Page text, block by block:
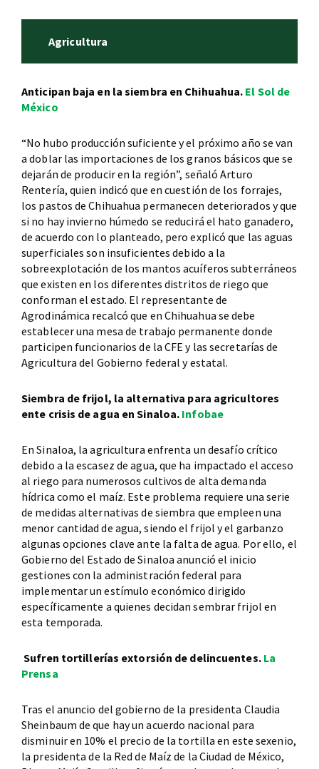
Agricultura
Anticipan baja en la siembra en Chihuahua. El Sol de
México
“No hubo producción suficiente y el próximo año se van
a doblar las importaciones de los granos básicos que se
dejarán de producir en la región”, señaló Arturo
Rentería, quien indicó que en cuestión de los forrajes,
los pastos de Chihuahua permanecen deteriorados y que
si no hay invierno húmedo se reducirá el hato ganadero,
de acuerdo con lo planteado, pero explicó que las aguas
superficiales son insuficientes debido a la
sobreexplotación de los mantos acuíferos subterráneos
que existen en los diferentes distritos de riego que
conforman el estado. El representante de
Agrodinámica recalcó que en Chihuahua se debe
establecer una mesa de trabajo permanente donde
participen funcionarios de la CFE y las secretarías de
Agricultura del Gobierno federal y estatal.
Siembra de frijol, la alternativa para agricultores
ente crisis de agua en Sinaloa. Infobae
En Sinaloa, la agricultura enfrenta un desafío crítico
debido a la escasez de agua, que ha impactado el acceso
al riego para numerosos cultivos de alta demanda
hídrica como el maíz. Este problema requiere una serie
de medidas alternativas de siembra que empleen una
menor cantidad de agua, siendo el frijol y el garbanzo
algunas opciones clave ante la falta de agua. Por ello, el
Gobierno del Estado de Sinaloa anunció el inicio
gestiones con la administración federal para
implementar un estímulo económico dirigido
específicamente a quienes decidan sembrar frijol en
esta temporada.
Sufren tortillerías extorsión de delincuentes. La
Prensa
Tras el anuncio del gobierno de la presidenta Claudia
Sheinbaum de que hay un acuerdo nacional para
disminuir en 10% el precio de la tortilla en este sexenio,
la presidenta de la Red de Maíz de la Ciudad de México,